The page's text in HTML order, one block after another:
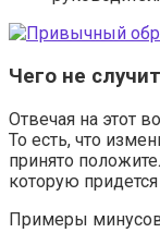
Чего не
Отвечая на этот
То есть, что
принято
которую придется
Примеры